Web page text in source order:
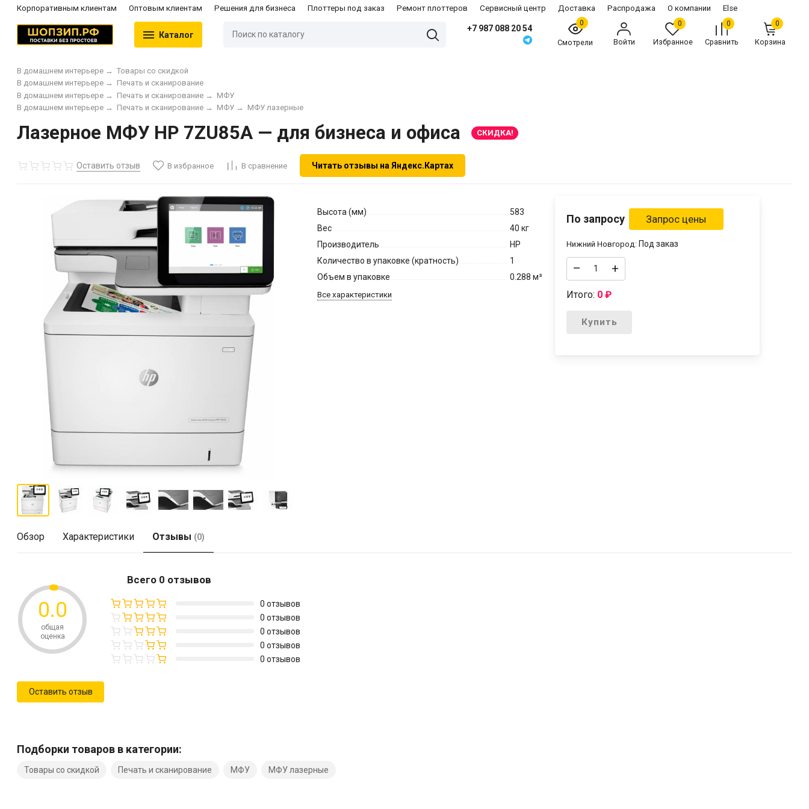
Корпоративным клиентам Оптовым клиентам Решения для бизнеса Плоттеры под заказ Ремонт плоттеров Сервисный центр Доставка Распродажа О компании Else
Каталог
+7 987 088 20 54
0
Смотрели Войти
0
Избранное
0
Сравнить
0
Корзина
В домашнем интерьере → Товары со скидкой
Печать и сканирование
В домашнем интерьере →
МФУ
Печать и сканирование →
В домашнем интерьере →
МФУ лазерные
МФУ →
Печать и сканирование →
В домашнем интерьере →
Лазерное МФУ HP 7ZU85A — для бизнеса и офиса СКИДКА!
Оставить отзыв В избранное В сравнение Читать отзывы на Яндекс.Картах
Высота (мм)
583
Вес
40 кг
Производитель
HP
Количество в упаковке (кратность)
1
Объем в упаковке
0.288 м³
Все характеристики
По запросу
Нижний Новгород: Под заказ
– +
Итого: 0₽
Купить
Обзор Характеристики Отзывы (0)
0.0
общая
оценка
Всего 0 отзывов
0 отзывов
0 отзывов
0 отзывов
0 отзывов
0 отзывов
Оставить отзыв
Подборки товаров в категории:
Товары со скидкой Печать и сканирование МФУ МФУ лазерные